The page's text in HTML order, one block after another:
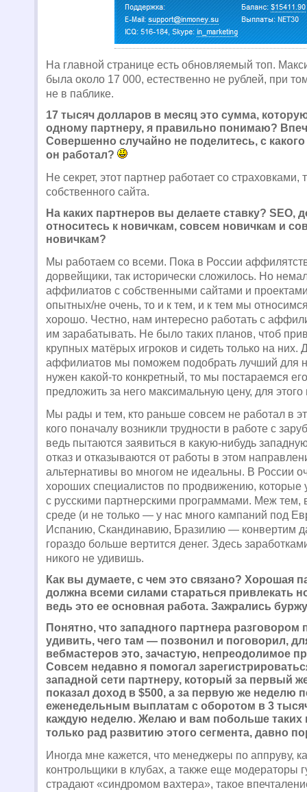
На главной странице есть обновляемый топ.
была около 17 000, естественно не рублей, при
не в паблике.
17 тысяч долларов в месяц это сумма,
одному партнеру, я правильно понимаю?
Совершенно случайно не поделитесь, с
он работал?
Не секрет, этот партнер работает со страховками,
собственного сайта.
На каких партнеров вы делаете ставку? SEO,
относитесь к новичкам, совсем новичкам и
новичкам?
Мы работаем со всеми. Пока в России
дорвейщики, так исторически сложилось. Но
аффилиатов с собственными сайтами и
опытных/не очень, то и к тем, и к тем мы
хорошо. Честно, нам интересно работать с
им зарабатывать. Не было таких планов, чтоб
крупных матёрых игроков и сидеть только на них.
аффилиатов мы поможем подобрать лучший для
нужен какой-то конкретный, то мы постараемся
предложить за него максимальную цену, для
Мы рады и тем, кто раньше совсем не работал в
кого поначалу возникли трудности в работе с
ведь пытаются заявиться в какую-нибудь
отказ и отказываются от работы в этом
альтернативы во многом не идеальны. В России
хороших специалистов по продвижению, которые
с русскими партнерскими программами. Меж тем,
среде (и не только — у нас много кампаний под
Испанию, Скандинавию, Бразилию — конвертим
гораздо больше вертится денег. Здесь
никого не удивишь.
Как вы думаете, с чем это связано? Хорошая
должна всеми силами стараться привлекать
ведь это ее основная работа. Зажрались
Понятно, что западного партнера разговором
удивить, чего там — позвонил и поговорил,
вебмастеров это, зачастую, непреодолимое
Совсем недавно я помогал
западной сети партнеру, который за первый
показал доход в $500, а за первую же неделю
еженедельным выплатам с оборотом в 3
каждую неделю. Желаю и вам побольше таких
только рад развитию этого сегмента, давно
Иногда мне кажется, что менеджеры по аппруву,
контрольщики в клубах, а также еще модераторы
страдают «синдромом вахтера», такое